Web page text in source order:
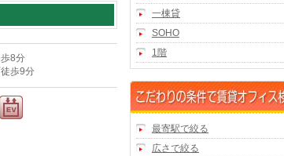
8分
歩9分
一棟貸
SOHO
1階
最寄駅で絞る
広さで絞る